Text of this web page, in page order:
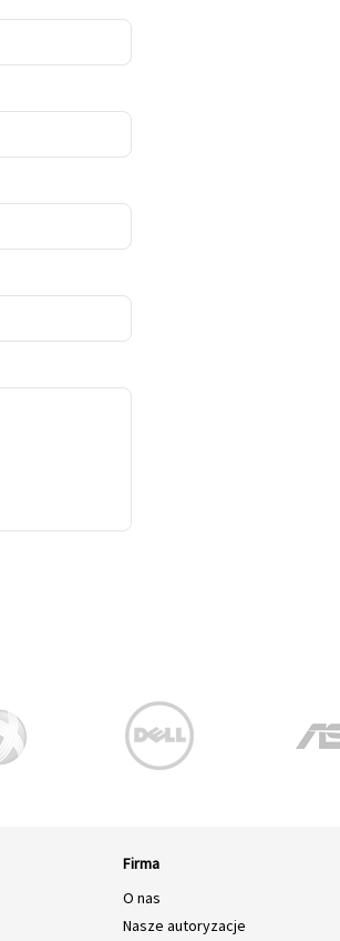
Firma
O nas
Nasze autoryzacje